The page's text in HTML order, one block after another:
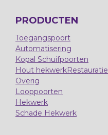
PRODUCTEN
Toegangspoort
Automatisering
Kopal Schuifpoorten
Hout hekwerkRestauratie
Overig
Looppoorten
Hekwerk
Schade Hekwerk